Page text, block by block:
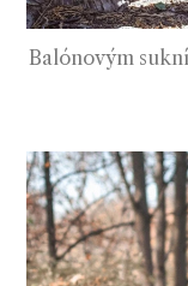
Balónovým